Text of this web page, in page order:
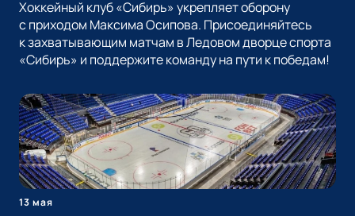
Хоккейный клуб «Сибирь» укрепляет оборону
с приходом Максима Осипова. Присоединяйтесь
к захватывающим матчам в Ледовом дворце спорта
«Сибирь» и поддержите команду на пути к победам!
13 мая